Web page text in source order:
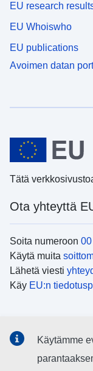
EU research
EU Whoiswho
EU publications
Avoimen datan
Tätä
Ota yhteyttä
Soita numeroon
Käytä muita
Lähetä viesti
Käy EU:n
sosiaalisessa
Käytämme